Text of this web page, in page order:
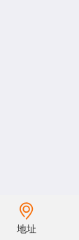
地址